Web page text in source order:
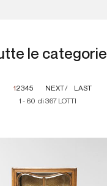
le categorie
1 - 60 di 367 LOTTI
12345 NEXT LAST